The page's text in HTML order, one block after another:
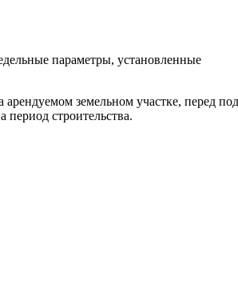
параметры, установленные
земельном участке, перед
период строительства.